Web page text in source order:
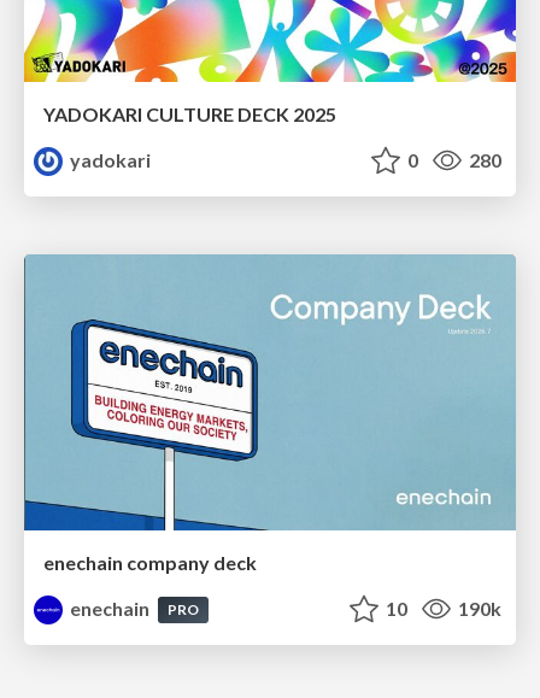
YADOKARI CULTURE DECK 2025
yadokari
0 280
enechain company deck
enechain
PRO 10 190k